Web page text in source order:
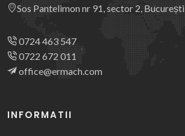
Sos Pantelimon nr 91, sector 2, București
0724 463 547
0722 672 011
office@ermach.com
INFORMATII